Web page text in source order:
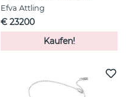
Efva Attling
€ 23200
Kaufen!